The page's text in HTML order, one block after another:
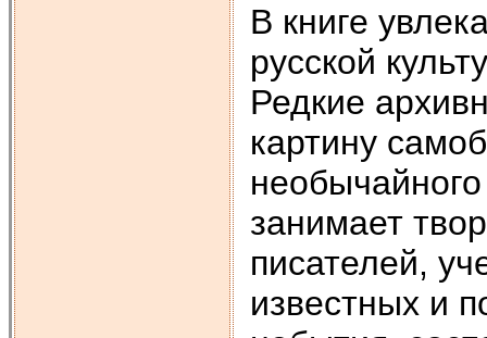
В книге
русской
Редкие
картину
занимает
писателей,
известных и